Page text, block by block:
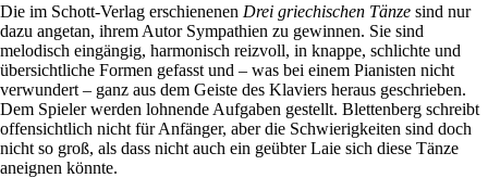
Die im Schott-Verlag erschienenen Drei griechischen Tänze sind nur
dazu angetan, ihrem Autor Sympathien zu gewinnen. Sie sind
melodisch eingängig, harmonisch reizvoll, in knappe, schlichte und
übersichtliche Formen gefasst und – was bei einem Pianisten nicht
verwundert – ganz aus dem Geiste des Klaviers heraus geschrieben.
Dem Spieler werden lohnende Aufgaben gestellt. Blettenberg schreibt
offensichtlich nicht für Anfänger, aber die Schwierigkeiten sind doch
nicht so groß, als dass nicht auch ein geübter Laie sich diese Tänze
aneignen könnte.